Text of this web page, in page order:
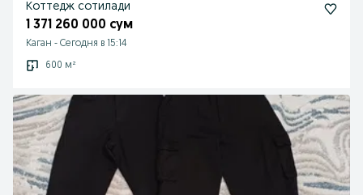
Коттедж сотилади
1 371 260 000 сум
Каган - Сегодня в 15:14
600 м²